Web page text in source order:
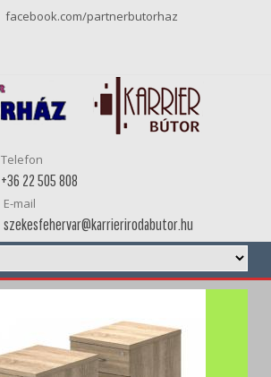
facebook.com/partnerbutorhaz
Telefon
+36 22 505 808
E-mail
szekesfehervar@karrierirodabutor.hu